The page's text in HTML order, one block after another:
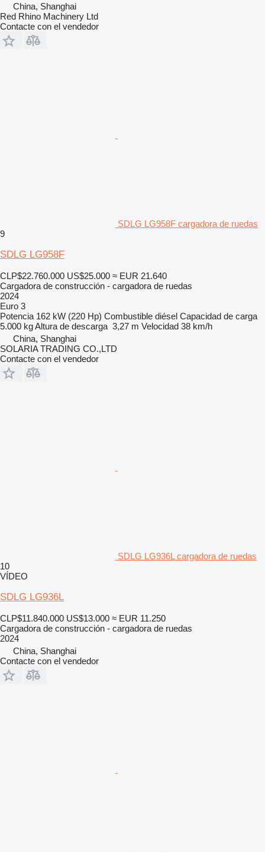
China, Shanghai
Red Rhino Machinery Ltd
Contacte con el vendedor
SDLG LG958F cargadora de ruedas
9
SDLG LG958F
CLP$22.760.000 US$25.000 ≈ EUR 21.640
Cargadora de construcción - cargadora de ruedas
2024
Euro 3
Potencia 162 kW (220 Hp) Combustible diésel Capacidad de carga
5.000 kgAltura de descarga 3,27 m Velocidad 38 km/h
China, Shanghai
SOLARIA TRADING CO.,LTD
Contacte con el vendedor
SDLG LG936L cargadora de ruedas
10
VÍDEO
SDLG LG936L
CLP$11.840.000 US$13.000 ≈ EUR 11.250
Cargadora de construcción - cargadora de ruedas
2024
China, Shanghai
Contacte con el vendedor